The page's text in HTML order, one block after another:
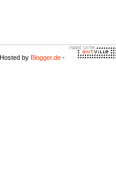
Hosted by Blogger.de -